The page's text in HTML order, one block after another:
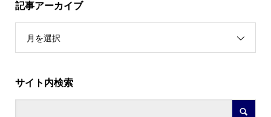
記事アーカイブ
月を選択
サイト内検索